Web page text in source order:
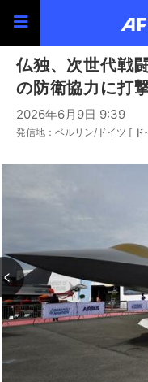
仏独、次世代戦
の防衛協力に打
2026年6月9日 9:39
発信地：ベルリン/ドイツ [ ド